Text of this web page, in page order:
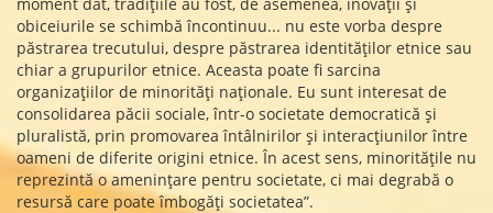
obiceiurile se schimbă încontinuu... nu este vorba despre
păstrarea trecutului, despre păstrarea identităților etnice sau
chiar a grupurilor etnice. Aceasta poate fi sarcina
organizațiilor de minorități naționale. Eu sunt interesat de
consolidarea păcii sociale, într-o societate democratică și
pluralistă, prin promovarea întâlnirilor și interacțiunilor între
oameni de diferite origini etnice. În acest sens, minoritățile nu
reprezintă o amenințare pentru societate, ci mai degrabă o
resursă care poate îmbogăți societatea”.